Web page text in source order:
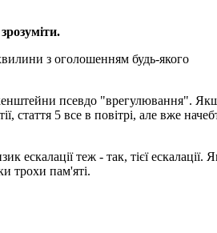
з оголошенням будь-якого
псевдо "врегулювання".
стаття 5 все в повітрі, але вже
теж - так, тієї ескалації.
трохи пам'яті.